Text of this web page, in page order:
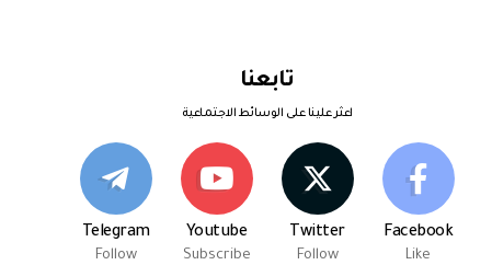
تابعنا
اعثر علينا على الوسائط الاجتماعية
Facebook
Like
Twitter
Follow
Youtube
Subscribe
Telegram
Follow